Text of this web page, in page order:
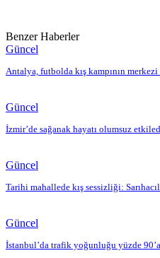
Benzer Haberler
Güncel
Antalya, futbolda kış kampının
Güncel
İzmir’de sağanak hayatı olumsuz
Güncel
Tarihi mahallede kış sessizliği:
Güncel
İstanbul’da trafik yoğunluğu yüzde 90’a